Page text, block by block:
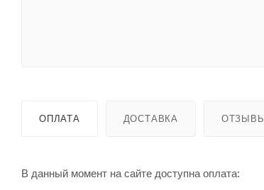
ОПЛАТА ДОСТАВКА ОТЗЫВЫ
В данный момент на сайте доступна оплата: